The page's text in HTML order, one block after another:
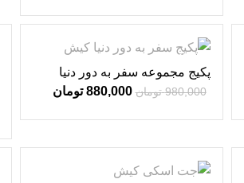
-10%
پکیج مجموعه سفر به دور دنیا
کیش و پارک ژوراسیک کیش ♥
980,000 تومان 880,000 تومان